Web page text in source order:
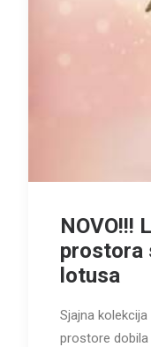
NOVO!!!
prostora
lotusa
Sjajna
prostore dobila